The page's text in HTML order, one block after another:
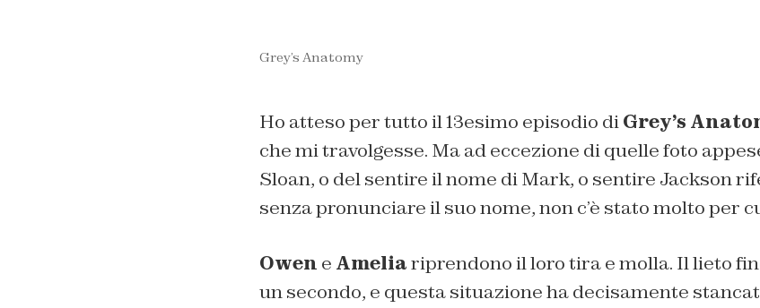
Grey’s Anatomy
Ho atteso per tutto il 13esimo episodio diGrey’s
che mi travolgesse. Ma ad eccezione di quelle foto
Sloan, o del sentire il nome di Mark, o sentire Jackson
senza pronunciare il suo nome, non c’è stato molto per
Owen e Ameliariprendono il loro tira e molla. Il lieto
un secondo, e questa situazione ha decisamente